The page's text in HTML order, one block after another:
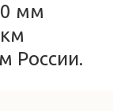
мм
России.